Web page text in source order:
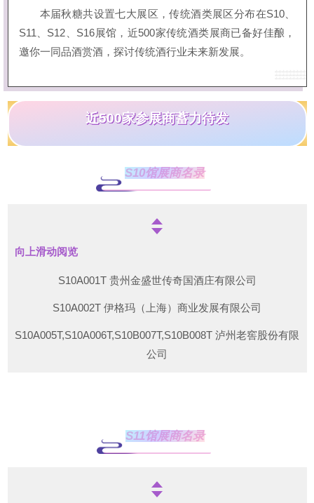
本届秋糖共设置七大展区，传统酒类展区分布在S10、
S11、S12、S16展馆，近500家传统酒类展商已备好佳酿，
邀你一同品酒赏酒，探讨传统酒行业未来新发展。
近500家参展商蓄力待发
S10馆展商名录
向上滑动阅览
S10A001T 贵州金盛世传奇国酒庄有限公司
S10A002T 伊格玛（上海）商业发展有限公司
S10A005T,S10A006T,S10B007T,S10B008T 泸州老窖股份有限
公司
S10B003T 遵义市灏世酒业有限责任公司
S10B004T 贵州董宛酿酒有限公司
S10B017T 山东椹树下生物科技有限公司
S11馆展商名录